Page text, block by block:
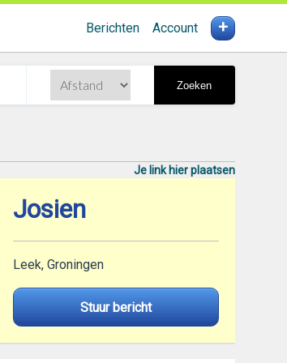
Berichten Account +
Zoeken
Je link hier plaatsen
Josien
Leek, Groningen
Stuur bericht